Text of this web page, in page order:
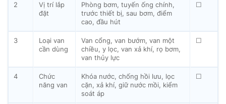
2
Vị trí lắp
đặt
Phòng bơm, tuyến ống chính,
trước thiết bị, sau bơm, điểm
cao, đầu hút
☐
3
Loại van
cần dùng
Van cổng, van bướm, van một
chiều, y lọc, van xả khí, rọ bơm,
van thủy lực
☐
4
Chức
năng van
Khóa nước, chống hồi lưu, lọc
cặn, xả khí, giữ nước mồi, kiểm
soát áp
☐